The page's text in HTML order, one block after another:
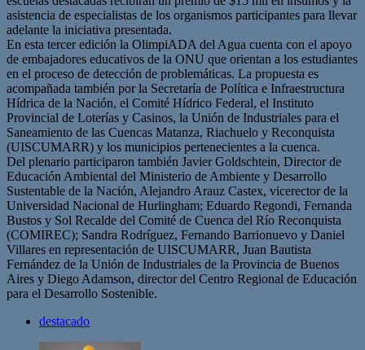
asistencia de especialistas de los organismos participantes para llevar
adelante la iniciativa presentada.
En esta tercer edición la OlimpiADA del Agua cuenta con el apoyo
de embajadores educativos de la ONU que orientan a los estudiantes
en el proceso de detección de problemáticas. La propuesta es
acompañada también por la Secretaría de Política e Infraestructura
Hídrica de la Nación, el Comité Hídrico Federal, el Instituto
Provincial de Loterías y Casinos, la Unión de Industriales para el
Saneamiento de las Cuencas Matanza, Riachuelo y Reconquista
(UISCUMARR) y los municipios pertenecientes a la cuenca.
Del plenario participaron también Javier Goldschtein, Director de
Educación Ambiental del Ministerio de Ambiente y Desarrollo
Sustentable de la Nación, Alejandro Arauz Castex, vicerector de la
Universidad Nacional de Hurlingham; Eduardo Regondi, Fernanda
Bustos y Sol Recalde del Comité de Cuenca del Río Reconquista
(COMIREC); Sandra Rodríguez, Fernando Barrionuevo y Daniel
Villares en representación de UISCUMARR, Juan Bautista
Fernández de la Unión de Industriales de la Provincia de Buenos
Aires y Diego Adamson, director del Centro Regional de Educación
para el Desarrollo Sostenible.
destacado